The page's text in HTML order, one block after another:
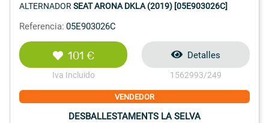
ALTERNADORSEAT ARONA DKLA (2019) [05E903026C]
Referencia: 05E903026C
101 €
Iva Incluido
Detalles
1562993/249
VENDEDOR
DESBALLESTAMENTS LA SELVA